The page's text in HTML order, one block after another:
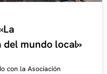
mundo local»
con la Asociación